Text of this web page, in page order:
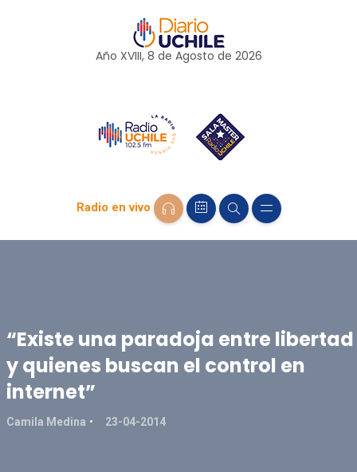
Año XVIII, 8 de Agosto de 2026
Radio en vivo
“Existe una paradoja entre libertad
y quienes buscan el control en
internet”
Camila Medina 23-04-2014